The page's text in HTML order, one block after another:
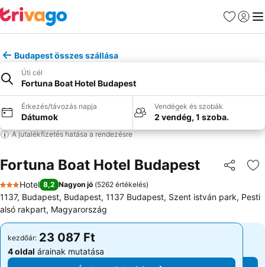
Kedvencek
Budapest összes szállása
Úti cél
Fortuna Boat Hotel Budapest
Érkezés/távozás napja
Dátumok
Vendégek és szobák
2 vendég, 1 szoba.
A jutalékfizetés hatása a rendezésre
Fortuna Boat Hotel Budapest
3 Kategória
Hotel 8,2 Nagyon jó (5262 értékelés)
1137, Budapest, Budapest, 1137 Budapest, Szent istván park, Pesti
alsó rakpart, Magyarország
kezdőár: 23 087 Ft
4 oldal árainak mutatása
kezdőár: 23 087 Ft
4 oldal árainak mutatása